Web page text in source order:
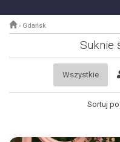
› Gdańsk
Suknie
Wszystkie
Sortuj